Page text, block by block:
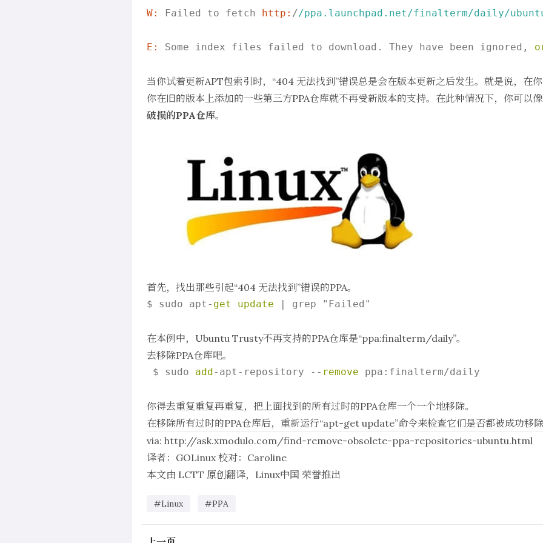
W: Failed to fetch http: //ppa.launchpad.net/finalterm/daily/
E: Some index files failed to download. They have been ignored,
当你试着更新APT包索引时，“404 无法找到”错误总是会在版本更新之后发生。就是说，在
你在旧的版本上添加的一些第三方PPA仓库就不再受新版本的支持。在此种情况下，你可以
破损的PPA仓库。
首先，找出那些引起“404 无法找到”错误的PPA。
$ sudo apt - get update | grep "Failed"
在本例中，Ubuntu Trusty不再支持的PPA仓库是“ppa:finalterm/daily”。
去移除PPA仓库吧。
$ sudo add-apt-repository -- remove ppa:finalterm/daily
你得去重复重复再重复，把上面找到的所有过时的PPA仓库一个一个地移除。
在移除所有过时的PPA仓库后，重新运行“apt-get update”命令来检查它们是否都被成功移除
via: http://ask.xmodulo.com/find-remove-obsolete-ppa-repositories-ubuntu.html
译者： GOLinux校对： Caroline
本文由 LCTT 原创翻译， Linux中国 荣誉推出
#Linux #PPA